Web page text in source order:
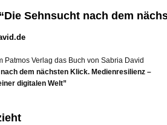
Sehnsucht nach dem
Patmos Verlag das Buch von Sabria David
dem nächsten Klick. Medienresilienz –
digitalen Welt”